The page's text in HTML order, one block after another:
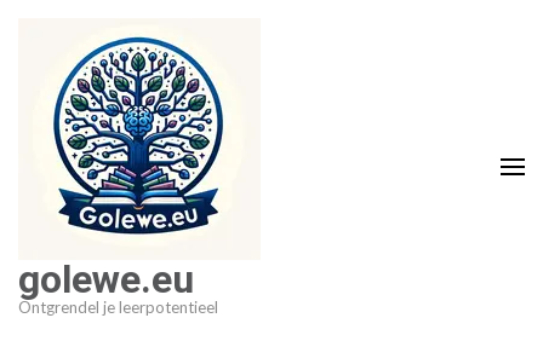
inhoud
golewe.eu
Ontgrendel je leerpotentieel